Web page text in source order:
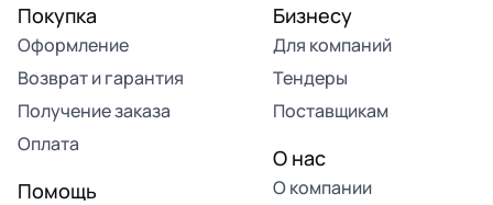
Покупка
Оформление
Возврат и гарантия
Получение заказа
Оплата
Помощь
Бизнесу
Для компаний
Тендеры
Поставщикам
О нас
О компании